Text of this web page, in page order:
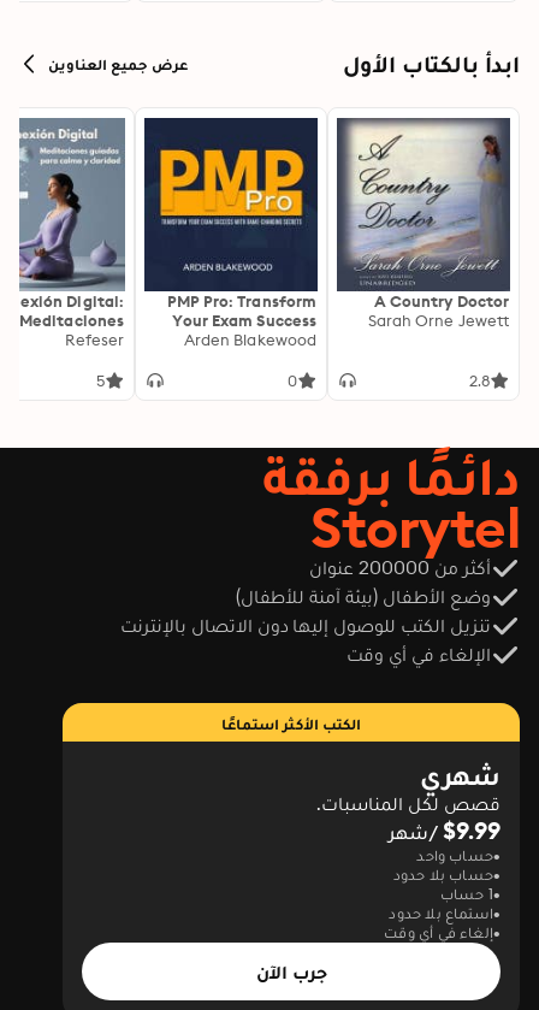
ابدأ بالكتاب الأول عرض جميع العناوين
A Country Doctor
Sarah Orne Jewett
2.8
PMP Pro: Transform
Your Exam Success
with Game-Changing
PMP exam results!
performance on test
day."
Arden Blakewood
0
Digital:
Meditaciones
para Calma y
Refeser
5
دائمًا برفقة
Storytel
أكثر من 200000 عنوان
وضع الأطفال (بيئة آمنة للأطفال)
تنزيل الكتب للوصول إليها دون الاتصال بالإنترنت
الإلغاء في أي وقت
الكتب الأكثر استماعًا
شهري
قصص لكل المناسبات.
$9.99 /شهر
حساب واحد
حساب بلا حدود
1 حساب
استماع بلا حدود
إلغاء في أي وقت
جرب الآن